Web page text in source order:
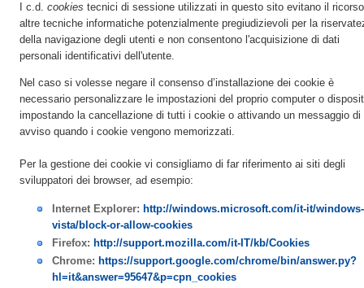
I c.d. cookies tecnici di sessione utilizzati in questo sito evitano il
altre tecniche informatiche potenzialmente pregiudizievoli per la
della navigazione degli utenti e non consentono l'acquisizione di dati
personali identificativi dell'utente.
Nel caso si volesse negare il consenso d’installazione dei cookie è
necessario personalizzare le impostazioni del proprio computer o
impostando la cancellazione di tutti i cookie o attivando un messaggio di
avviso quando i cookie vengono memorizzati.
Per la gestione dei cookie vi consigliamo di far riferimento ai siti degli
sviluppatori dei browser, ad esempio:
Internet Explorer: http://windows.microsoft.com/it-it/windows-
vista/block-or-allow-cookies
Firefox: http://support.mozilla.com/it-IT/kb/Cookies
Chrome: https://support.google.com/chrome/bin/answer.py?
hl=it&answer=95647&p=cpn_cookies